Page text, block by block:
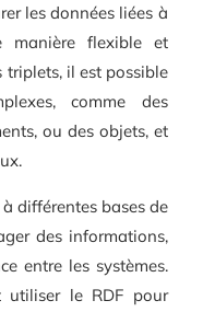
les données liées à
manière flexible et
il est possible
comme des
ou des objets, et
différentes bases de
des informations,
entre les systèmes.
utiliser le RDF pour